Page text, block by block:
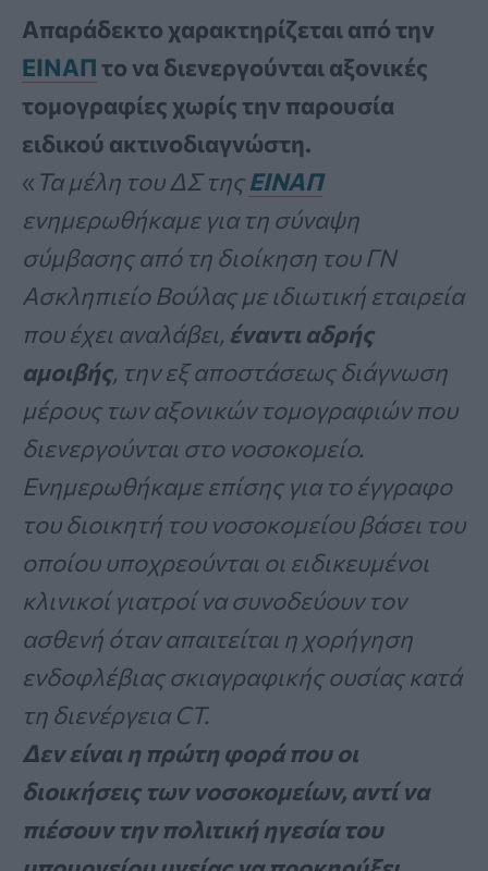
Απαράδεκτο χαρακτηρίζεται από την
ΕΙΝΑΠτο να διενεργούνται αξονικές
τομογραφίες χωρίς την παρουσία
ειδικού ακτινοδιαγνώστη.
« Τα μέλη του ΔΣ τηςΕΙΝΑΠ
ενημερωθήκαμε για τη σύναψη
σύμβασης από τη διοίκηση του ΓΝ
Ασκληπιείο Βούλας με ιδιωτική εταιρεία
που έχει αναλάβει, έναντι αδρής
αμοιβής, την εξ αποστάσεως διάγνωση
μέρους των αξονικών τομογραφιών που
διενεργούνται στο νοσοκομείο.
Ενημερωθήκαμε επίσης για το έγγραφο
του διοικητή του νοσοκομείου βάσει του
οποίου υποχρεούνται οι ειδικευμένοι
κλινικοί γιατροί να συνοδεύουν τον
ασθενή όταν απαιτείται η χορήγηση
ενδοφλέβιας σκιαγραφικής ουσίας κατά
τη διενέργεια CT.
Δεν είναι η πρώτη φορά που οι
διοικήσεις των νοσοκομείων, αντί να
πιέσουν την πολιτική ηγεσία του